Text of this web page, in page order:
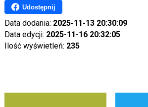
Udostępnij
Data dodania: 2025-11-13 20:30:09
Data edycji: 2025-11-16 20:32:05
Ilość wyświetleń: 235